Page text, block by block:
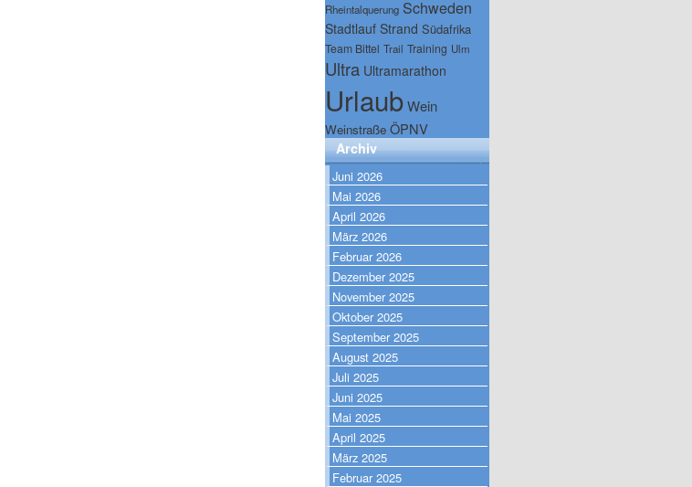
Rheintalquerung Schweden
Stadtlauf Strand Südafrika
Team Bittel Trail Training Ulm
Ultra Ultramarathon
UrlaubWein
Weinstraße ÖPNV
Archiv
Juni 2026
Mai 2026
April 2026
März 2026
Februar 2026
Dezember 2025
November 2025
Oktober 2025
September 2025
August 2025
Juli 2025
Juni 2025
Mai 2025
April 2025
März 2025
Februar 2025